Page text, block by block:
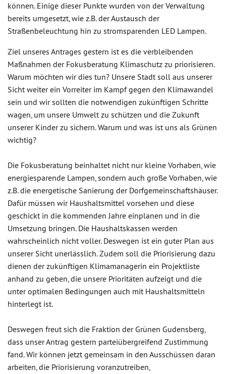
können. Einige dieser Punkte wurden von der Verwaltung
bereits umgesetzt, wie z.B. der Austausch der
Straßenbeleuchtung hin zu stromsparenden LED Lampen.
Ziel unseres Antrages gestern ist es die verbleibenden
Maßnahmen der Fokusberatung Klimaschutz zu priorisieren.
Warum möchten wir dies tun? Unsere Stadt soll aus unserer
Sicht weiter ein Vorreiter im Kampf gegen den Klimawandel
sein und wir sollten die notwendigen zukünftigen Schritte
wagen, um unsere Umwelt zu schützen und die Zukunft
unserer Kinder zu sichern. Warum und was ist uns als Grünen
wichtig?
Die Fokusberatung beinhaltet nicht nur kleine Vorhaben, wie
energiesparende Lampen, sondern auch große Vorhaben, wie
z.B. die energetische Sanierung der Dorfgemeinschaftshäuser.
Dafür müssen wir Haushaltsmittel vorsehen und diese
geschickt in die kommenden Jahre einplanen und in die
Umsetzung bringen. Die Haushaltskassen werden
wahrscheinlich nicht voller. Deswegen ist ein guter Plan aus
unserer Sicht unerlässlich. Zudem soll die Priorisierung dazu
dienen der zukünftigen Klimamanagerin ein Projektliste
anhand zu geben, die unsere Prioritäten aufzeigt und die
unter optimalen Bedingungen auch mit Haushaltsmitteln
hinterlegt ist.
Deswegen freut sich die Fraktion der Grünen Gudensberg,
dass unser Antrag gestern parteiübergreifend Zustimmung
fand. Wir können jetzt gemeinsam in den Ausschüssen daran
arbeiten, die Priorisierung voranzutreiben,